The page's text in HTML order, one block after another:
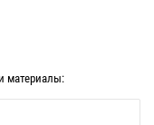
материалы: